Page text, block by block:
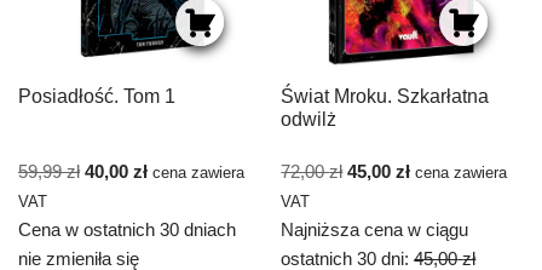
Posiadłość. Tom 1
59,99zł 40,00 zł cena zawiera
VAT
Cena w ostatnich 30 dniach
nie zmieniła się
Świat Mroku. Szkarłatna
odwilż
72,00zł 45,00zł cena zawiera
VAT
Najniższa cena w ciągu
ostatnich 30 dni:45,00 zł